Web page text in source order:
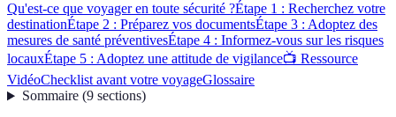
Qu'est-ce que voyager en toute sécurité ?Étape 1 : Recherchez votre
destinationÉtape 2 : Préparez vos documentsÉtape 3 : Adoptez des
mesures de santé préventivesÉtape 4 : Informez-vous sur les risques
locauxÉtape 5 : Adoptez une attitude de vigilance📺 Ressource
VidéoChecklist avant votre voyageGlossaire
Sommaire(9 sections)